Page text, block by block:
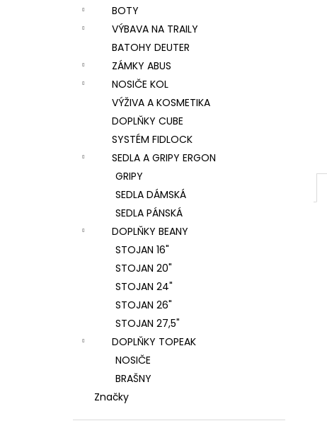
BOTY
VÝBAVA NA TRAILY
BATOHY DEUTER
ZÁMKY ABUS
NOSIČE KOL
VÝŽIVA A KOSMETIKA
DOPLŇKY CUBE
SYSTÉM FIDLOCK
SEDLA A GRIPY ERGON
GRIPY
SEDLA DÁMSKÁ
SEDLA PÁNSKÁ
DOPLŇKY BEANY
STOJAN 16"
STOJAN 20"
STOJAN 24"
STOJAN 26"
STOJAN 27,5"
DOPLŇKY TOPEAK
NOSIČE
BRAŠNY
Značky